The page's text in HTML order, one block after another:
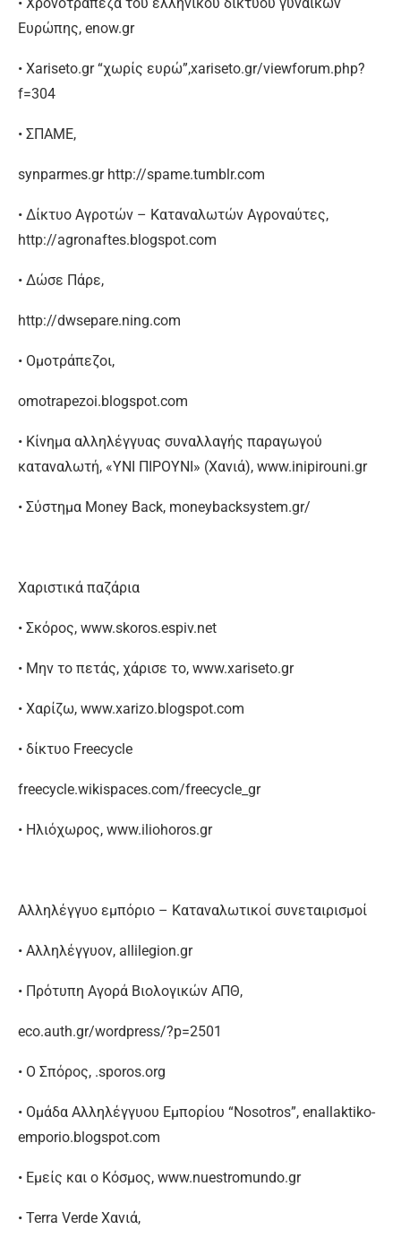
Ευρώπης, enow.gr
• Xariseto.gr “χωρίς ευρώ”,xariseto.gr/viewforum.php?
f=304
• ΣΠΑΜΕ,
synparmes.gr http://spame.tumblr.com
• Δίκτυο Αγροτών – Καταναλωτών Αγροναύτες,
http://agronaftes.blogspot.com
• Δώσε Πάρε,
http://dwsepare.ning.com
• Ομοτράπεζοι,
omotrapezoi.blogspot.com
• Κίνημα αλληλέγγυας συναλλαγής παραγωγού
καταναλωτή, «ΥΝΙ ΠΙΡΟΥΝΙ» (Χανιά), www.inipirouni.gr
• Σύστημα Money Back, moneybacksystem.gr/
Χαριστικά παζάρια
• Σκόρος, www.skoros.espiv.net
• Μην το πετάς, χάρισε το, www.xariseto.gr
• Χαρίζω, www.xarizo.blogspot.com
• δίκτυο Freecycle
freecycle.wikispaces.com/freecycle_gr
• Ηλιόχωρος, www.iliohoros.gr
Αλληλέγγυο εμπόριο – Καταναλωτικοί συνεταιρισμοί
• Αλληλέγγυον, allilegion.gr
• Πρότυπη Αγορά Βιολογικών ΑΠΘ,
eco.auth.gr/wordpress/?p=2501
• Ο Σπόρος, .sporos.org
• Ομάδα Αλληλέγγυου Εμπορίου “Nosotros”, enallaktiko-
emporio.blogspot.com
• Εμείς και ο Κόσμος, www.nuestromundo.gr
• Terra Verde Χανιά,